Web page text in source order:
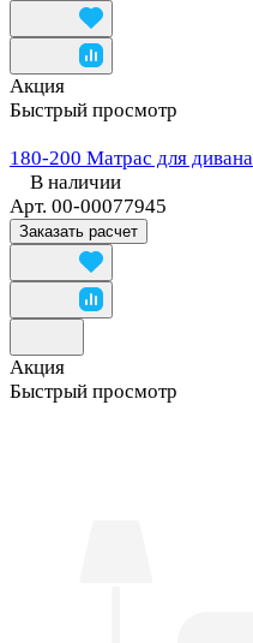
Акция
Быстрый просмотр
180-200 Матрас для
В наличии
Арт. 00-00077945
Заказать расчет
Акция
Быстрый просмотр